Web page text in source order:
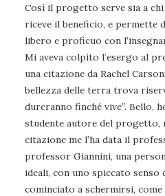
Così il progetto serve sia a
riceve il beneficio, e
libero e proficuo con
Mi aveva colpito l’esergo al
una citazione da Rachel
bellezza delle terra trova
dureranno finché vive”. Bello,
studente autore del progetto,
citazione me l’ha data il
professor Giannini, una
ideali, con uno spiccato senso
cominciato a schermirsi,